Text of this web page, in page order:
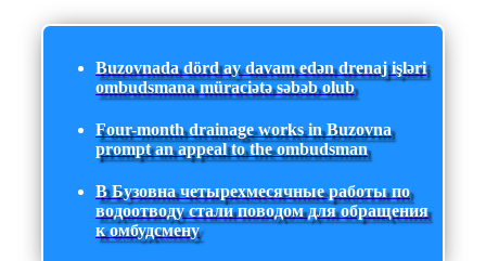
Buzovnada dörd ay davam edən drenaj işləri
ombudsmana müraciətə səbəb olub
Four-month drainage works in Buzovna
prompt an appeal to the ombudsman
В Бузовна четырехмесячные работы по
водоотводу стали поводом для обращения
к омбудсмену